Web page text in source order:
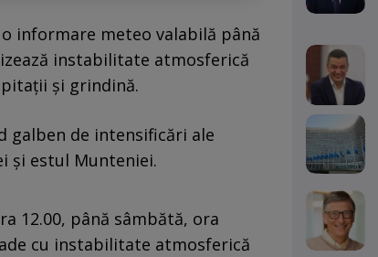
informare meteo valabilă până
instabilitate atmosferică
și grindină.
galben de intensificări ale
și estul Munteniei.
12.00, până sâmbătă, ora
cu instabilitate atmosferică